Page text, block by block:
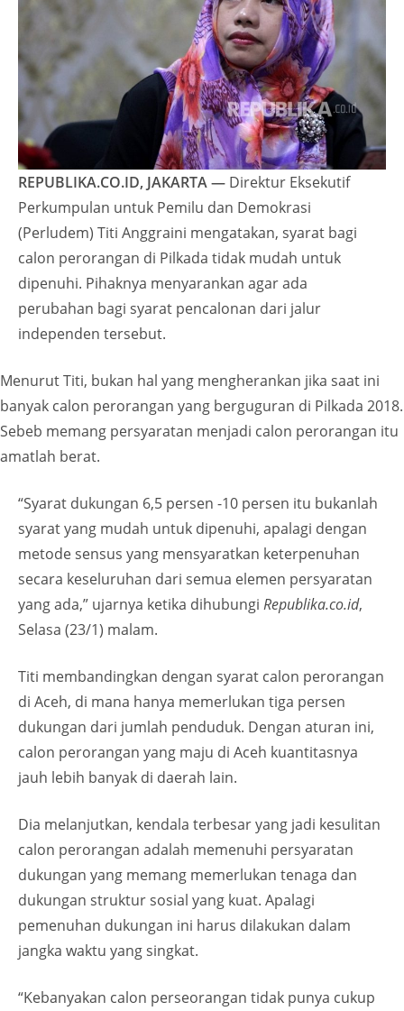
REPUBLIKA.CO.ID, JAKARTA — Direktur Eksekutif
Perkumpulan untuk Pemilu dan Demokrasi
(Perludem) Titi Anggraini mengatakan, syarat bagi
calon perorangan di Pilkada tidak mudah untuk
dipenuhi. Pihaknya menyarankan agar ada
perubahan bagi syarat pencalonan dari jalur
independen tersebut.
Menurut Titi, bukan hal yang mengherankan jika saat ini
banyak calon perorangan yang berguguran di Pilkada 2018.
Sebeb memang persyaratan menjadi calon perorangan itu
amatlah berat.
“Syarat dukungan 6,5 persen -10 persen itu bukanlah
syarat yang mudah untuk dipenuhi, apalagi dengan
metode sensus yang mensyaratkan keterpenuhan
secara keseluruhan dari semua elemen persyaratan
yang ada,” ujarnya ketika dihubungi Republika.co.id,
Selasa (23/1) malam.
Titi membandingkan dengan syarat calon perorangan
di Aceh, di mana hanya memerlukan tiga persen
dukungan dari jumlah penduduk. Dengan aturan ini,
calon perorangan yang maju di Aceh kuantitasnya
jauh lebih banyak di daerah lain.
Dia melanjutkan, kendala terbesar yang jadi kesulitan
calon perorangan adalah memenuhi persyaratan
dukungan yang memang memerlukan tenaga dan
dukungan struktur sosial yang kuat. Apalagi
pemenuhan dukungan ini harus dilakukan dalam
jangka waktu yang singkat.
“Kebanyakan calon perseorangan tidak punya cukup